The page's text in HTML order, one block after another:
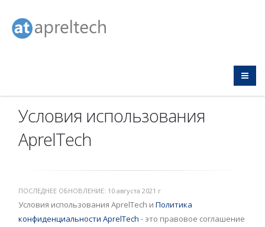
Условия использования
AprelTech
ПОСЛЕДНЕЕ ОБНОВЛЕНИЕ: 10 августа 2021 г
Условия использования AprelTech и Политика
конфиденциальности AprelTech - это правовое соглашение